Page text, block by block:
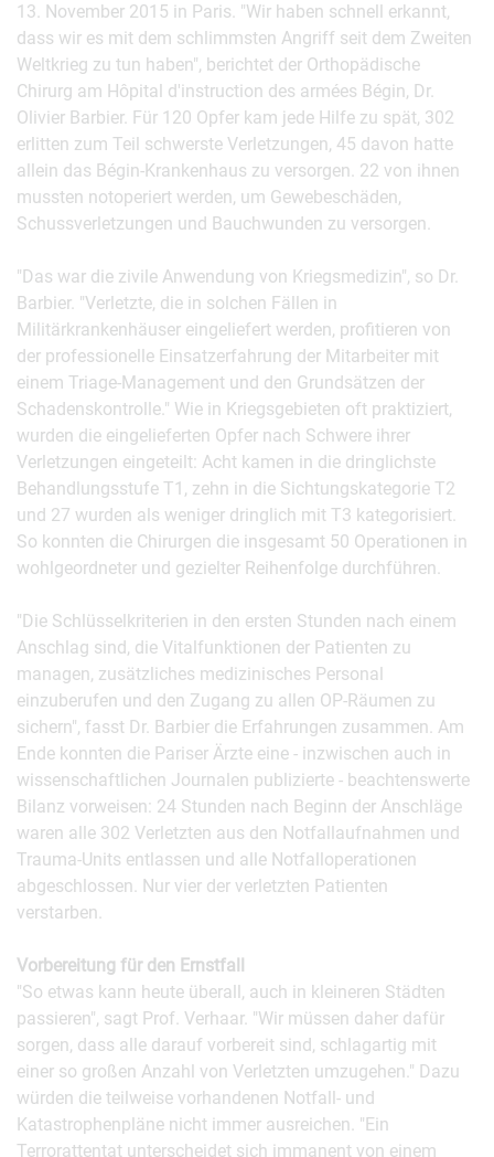
13. November 2015 in Paris. "Wir haben schnell erkannt,
dass wir es mit dem schlimmsten Angriff seit dem Zweiten
Weltkrieg zu tun haben", berichtet der Orthopädische
Chirurg am Hôpital d'instruction des armées Bégin, Dr.
Olivier Barbier. Für 120 Opfer kam jede Hilfe zu spät, 302
erlitten zum Teil schwerste Verletzungen, 45 davon hatte
allein das Bégin-Krankenhaus zu versorgen. 22 von ihnen
mussten notoperiert werden, um Gewebeschäden,
Schussverletzungen und Bauchwunden zu versorgen.
"Das war die zivile Anwendung von Kriegsmedizin", so Dr.
Barbier. "Verletzte, die in solchen Fällen in
Militärkrankenhäuser eingeliefert werden, profitieren von
der professionelle Einsatzerfahrung der Mitarbeiter mit
einem Triage-Management und den Grundsätzen der
Schadenskontrolle." Wie in Kriegsgebieten oft praktiziert,
wurden die eingelieferten Opfer nach Schwere ihrer
Verletzungen eingeteilt: Acht kamen in die dringlichste
Behandlungsstufe T1, zehn in die Sichtungskategorie T2
und 27 wurden als weniger dringlich mit T3 kategorisiert.
So konnten die Chirurgen die insgesamt 50 Operationen in
wohlgeordneter und gezielter Reihenfolge durchführen.
"Die Schlüsselkriterien in den ersten Stunden nach einem
Anschlag sind, die Vitalfunktionen der Patienten zu
managen, zusätzliches medizinisches Personal
einzuberufen und den Zugang zu allen OP-Räumen zu
sichern", fasst Dr. Barbier die Erfahrungen zusammen. Am
Ende konnten die Pariser Ärzte eine - inzwischen auch in
wissenschaftlichen Journalen publizierte - beachtenswerte
Bilanz vorweisen: 24 Stunden nach Beginn der Anschläge
waren alle 302 Verletzten aus den Notfallaufnahmen und
Trauma-Units entlassen und alle Notfalloperationen
abgeschlossen. Nur vier der verletzten Patienten
verstarben.
Vorbereitung für den Ernstfall
"So etwas kann heute überall, auch in kleineren Städten
passieren", sagt Prof. Verhaar. "Wir müssen daher dafür
sorgen, dass alle darauf vorbereit sind, schlagartig mit
einer so großen Anzahl von Verletzten umzugehen." Dazu
würden die teilweise vorhandenen Notfall- und
Katastrophenpläne nicht immer ausreichen. "Ein
Terrorattentat unterscheidet sich immanent von einem